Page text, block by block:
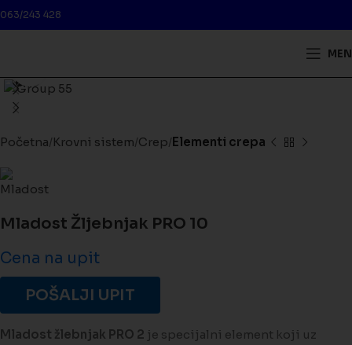
063/243 428
Početna Krovni sistem Crep Elementi crepa
Mladost Žljebnjak PRO 10
Cena na upit
POŠALJI UPIT
Mladost žlebnjak PRO 2 je specijalni element koji uz